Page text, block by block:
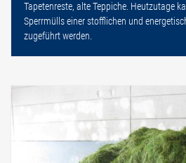
Tapetenreste, alte Teppiche. Heutzutage
Sperrmülls einer stofflichen und
zugeführt werden.